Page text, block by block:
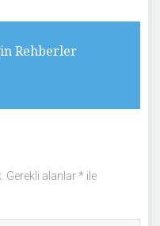
Rehberler
Gerekli alanlar * ile